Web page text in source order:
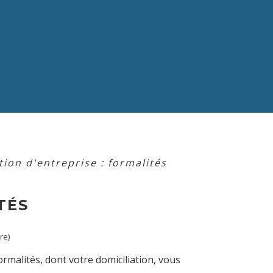
d'entreprise : formalités
dont votre domiciliation, vous